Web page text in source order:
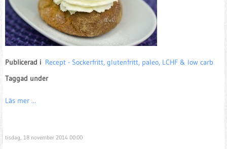
Publicerad i Recept - Sockerfritt, glutenfritt, paleo, LCHF & low carb
Taggad under
Läs mer ...
tisdag, 18 november 2014 00:00